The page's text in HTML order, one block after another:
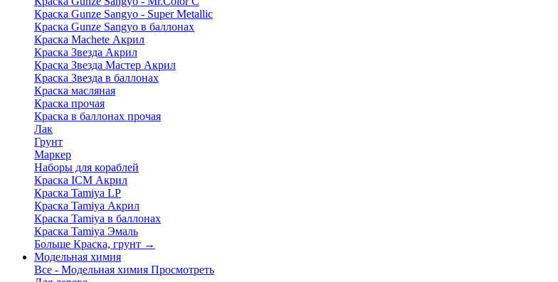
Краска Gunze Sangyo - Super Metallic
Краска Gunze Sangyo в баллонах
Краска Machete Акрил
Краска Звезда Акрил
Краска Звезда Мастер Акрил
Краска Звезда в баллонах
Краска масляная
Краска прочая
Краска в баллонах прочая
Лак
Грунт
Маркер
Наборы для кораблей
Краска ICM Акрил
Краска Tamiya LP
Краска Tamiya Акрил
Краска Tamiya в баллонах
Краска Tamiya Эмаль
Больше Краска, грунт →
Модельная химия
Все - Модельная химия Просмотреть